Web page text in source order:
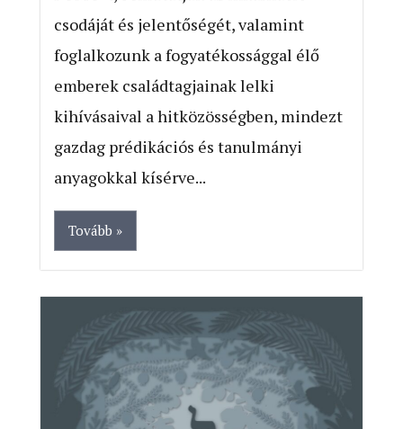
csodáját és jelentőségét, valamint
foglalkozunk a fogyatékossággal élő
emberek családtagjainak lelki
kihívásaival a hitközösségben, mindezt
gazdag prédikációs és tanulmányi
anyagokkal kísérve...
Tovább »